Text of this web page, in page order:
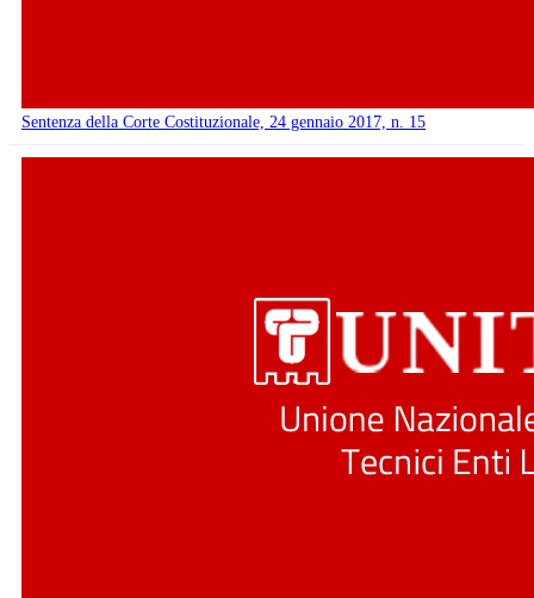
Sentenza della Corte Costituzionale, 24 gennaio 2017, n. 15